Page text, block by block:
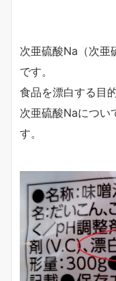
次亜硫酸Na（次亜
です。
食品を漂白する目
次亜硫酸Naについ
す。